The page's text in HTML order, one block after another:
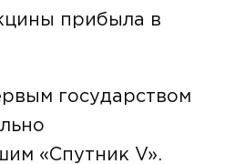
прибыла в
государством
«Спутник V».